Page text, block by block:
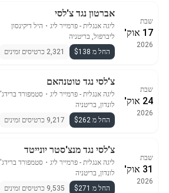
שבת
17 אוק'
2026
אברטון נגד צ'לסי
ליגה אנגלית - פרמייר ליג ・ היל דיקינסון
ליברפול, בריטניה
החל מ $138
2,321 כרטיסים זמינים
שבת
24 אוק'
2026
צ'לסי נגד טוטנהאם
ליגה אנגלית - פרמייר ליג ・ סטמפורד ברידג'
לונדון, בריטניה
החל מ $262
9,217 כרטיסים זמינים
שבת
31 אוק'
2026
צ'לסי נגד מנצ'סטר יונייטד
ליגה אנגלית - פרמייר ליג ・ סטמפורד ברידג'
לונדון, בריטניה
החל מ $271
9,535 כרטיסים זמינים